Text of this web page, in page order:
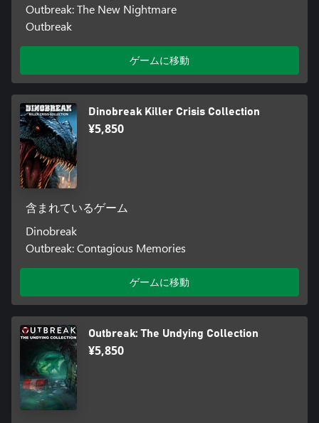
Outbreak: The New Nightmare
Outbreak
ゲームに移動
Dinobreak Killer Crisis Collection
¥5,850
含まれているゲーム
Dinobreak
Outbreak: Contagious Memories
ゲームに移動
Outbreak: The Undying Collection
¥5,850